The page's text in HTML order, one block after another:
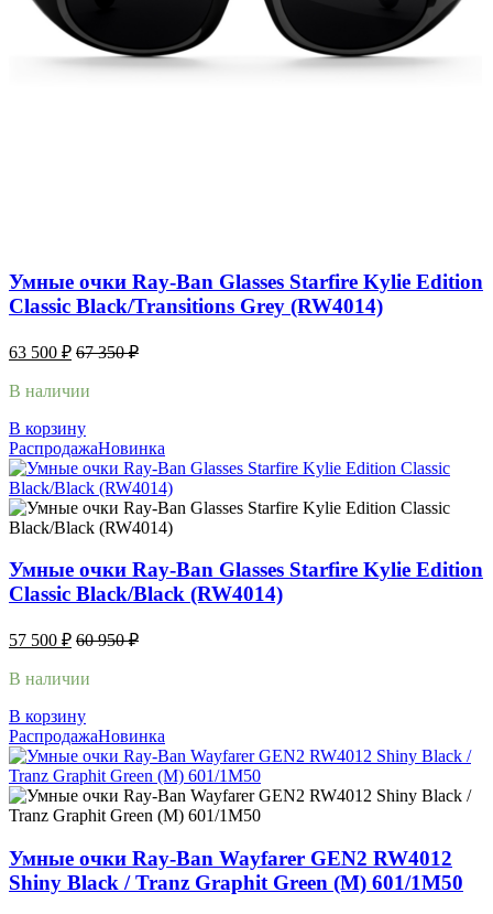
Умные очки Ray-Ban Glasses Starfire Kylie Edition
Classic Black/Transitions Grey (RW4014)
63 500 ₽ 67 350₽
В наличии
В корзину
РаспродажаНовинка
Умные очки Ray-Ban Glasses Starfire Kylie Edition
Classic Black/Black (RW4014)
57 500 ₽ 60 950₽
В наличии
В корзину
РаспродажаНовинка
Умные очки Ray-Ban Wayfarer GEN2 RW4012
Shiny Black / Tranz Graphit Green (M) 601/1M50